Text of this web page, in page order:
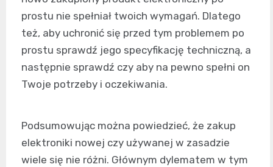
prostu nie spełniał twoich wymagań. Dlatego
też, aby uchronić się przed tym problemem po
prostu sprawdź jego specyfikację techniczną, a
następnie sprawdź czy aby na pewno spełni on
Twoje potrzeby i oczekiwania.
Podsumowując można powiedzieć, że zakup
elektroniki nowej czy używanej w zasadzie
wiele się nie różni. Głównym dylematem w tym